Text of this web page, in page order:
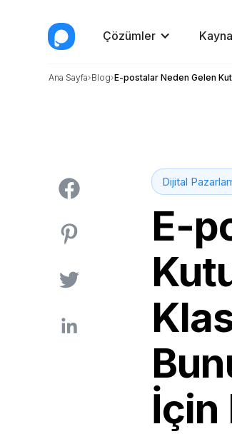
Çözümler
Ana Sayfa Blog E-postalar Neden Gelen
Dijital
E-
İçin